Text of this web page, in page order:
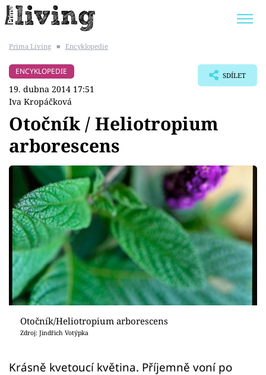
BYDLENÍ SLAVNÝCH
Témata
Bydlení
Zahrada
Design
Sledujte prima+
Přihlášení
Prima Living ■ Encyklopedie
ENCYKLOPEDIE
19. dubna 2014 17:51
Iva Kropáčková
SDÍLET
Otočník / Heliotropium
arborescens
Otočník/Heliotropium arborescens
Zdroj: Jindřich Votýpka
Krásně kvetoucí květina. Příjemně voní po